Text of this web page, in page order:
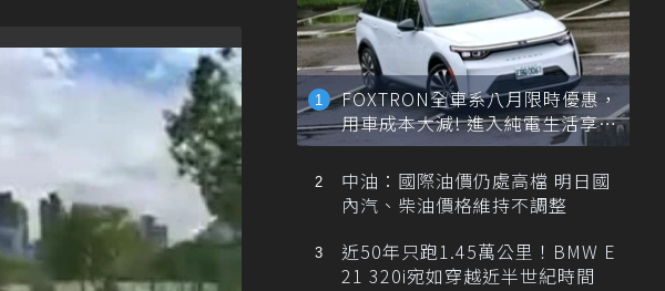
FOXTRON全車系八月限時優惠，
用車成本大減! 進入純電生活享
「零稅金＋零保養」新時代
中油：國際油價仍處高檔 明日國
內汽、柴油價格維持不調整
近50年只跑1.45萬公里！BMW E
21 320i宛如穿越近半世紀時間